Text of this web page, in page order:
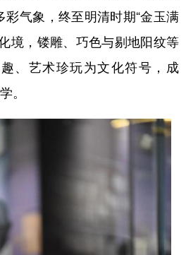
气象，终至明清时期“金玉满
境，镂雕、巧色与剔地阳纹等
、艺术珍玩为文化符号，成
。